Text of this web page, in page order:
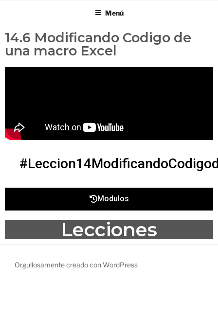
Menú
14.6 Modificando Codigo de
una macro Excel
Modulos
Lecciones
Orgullosamente creado con WordPress